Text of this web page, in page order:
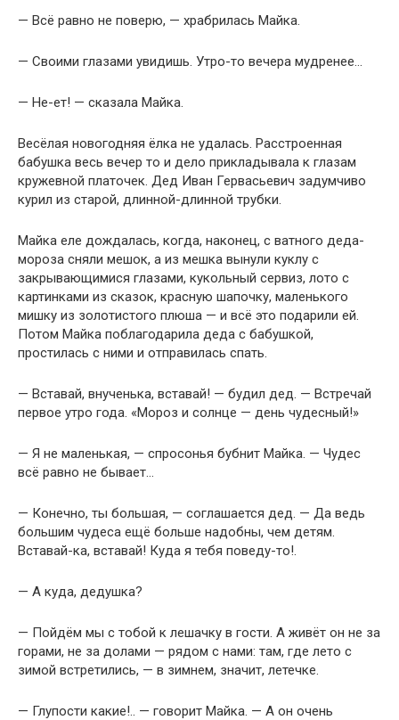
— Всё равно не поверю, — храбрилась Майка.
— Своими глазами увидишь. Утро-то вечера мудренее…
— Не-ет! — сказала Майка.
Весёлая новогодняя ёлка не удалась. Расстроенная
бабушка весь вечер то и дело прикладывала к глазам
кружевной платочек. Дед Иван Гервасьевич задумчиво
курил из старой, длинной-длинной трубки.
Майка еле дождалась, когда, наконец, с ватного деда-
мороза сняли мешок, а из мешка вынули куклу с
закрывающимися глазами, кукольный сервиз, лото с
картинками из сказок, красную шапочку, маленького
мишку из золотистого плюша — и всё это подарили ей.
Потом Майка поблагодарила деда с бабушкой,
простилась с ними и отправилась спать.
— Вставай, внученька, вставай! — будил дед. — Встречай
первое утро года. «Мороз и солнце — день чудесный!»
— Я не маленькая, — спросонья бубнит Майка. — Чудес
всё равно не бывает…
— Конечно, ты большая, — соглашается дед. — Да ведь
большим чудеса ещё больше надобны, чем детям.
Вставай-ка, вставай! Куда я тебя поведу-то!.
— А куда, дедушка?
— Пойдём мы с тобой к лешачку в гости. А живёт он не за
горами, не за долами — рядом с нами: там, где лето с
зимой встретились, — в зимнем, значит, летечке.
— Глупости какие!.. — говорит Майка. — А он очень